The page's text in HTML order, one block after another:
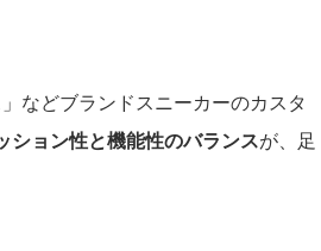
などブランドスニーカーのカスタ
ション性と機能性のバランスが、足